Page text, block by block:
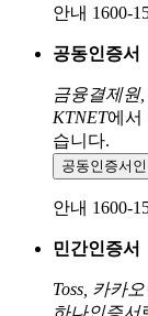
안내 1600-
공동인증서
금융결제원
KTNET에서
습니다.
공동인증서
안내 1600-
민간인증서
Toss, 카카